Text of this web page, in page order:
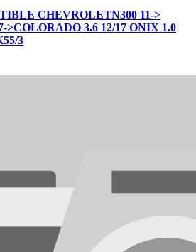
CHEVROLETN300 11->
>COLORADO 3.6 12/17 ONIX 1.0
3